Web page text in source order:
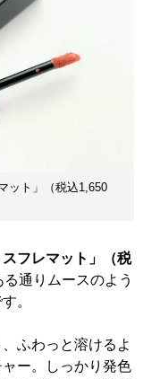
ット」（税込1,650
フレマット」（税
る通りムースのよう
。
ふわっと溶けるよ
ー。しっかり発色